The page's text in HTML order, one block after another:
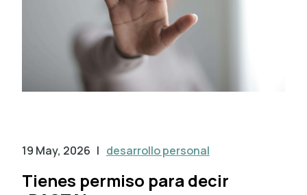
19 May, 2026 | desarrollo personal
Tienes permiso para decir